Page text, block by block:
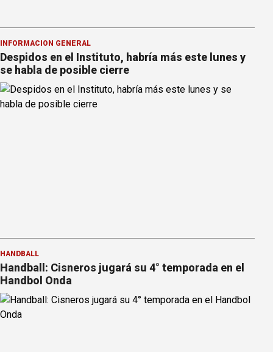
INFORMACION GENERAL
Despidos en el Instituto, habría más este lunes y
se habla de posible cierre
HANDBALL
Handball: Cisneros jugará su 4° temporada en el
Handbol Onda